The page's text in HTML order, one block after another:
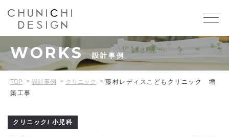
WORKS 設計事例
TOP 設計事例 クリニック
藤村レディスこどもクリニック 増
築工事
クリニック/ 小児科